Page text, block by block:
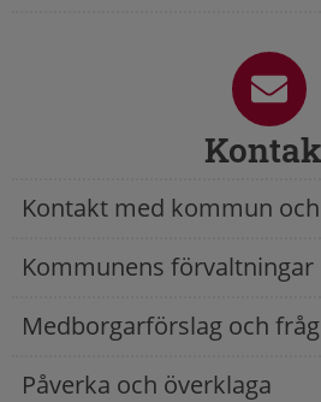
Kontakt med kommun
Kommunens förvaltningar
Medborgarförslag och
Påverka och överklaga